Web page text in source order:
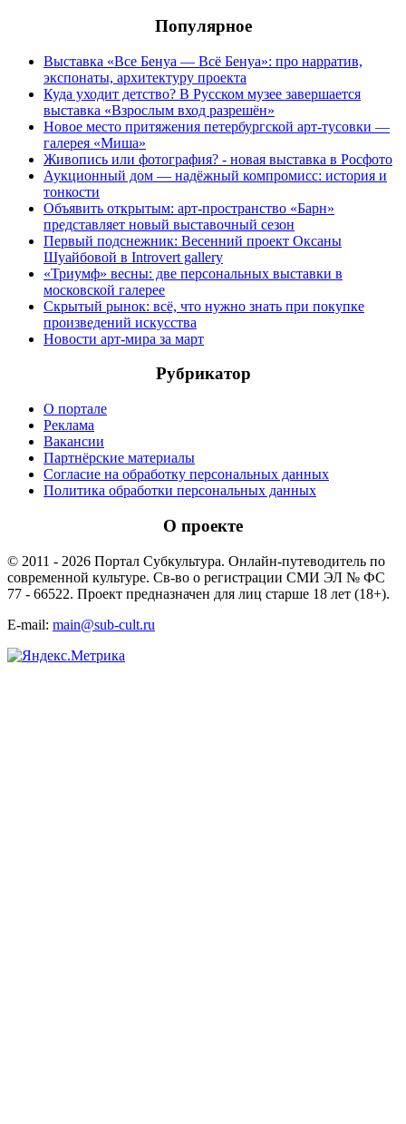
Популярное
Выставка «Все Бенуа — Всё Бенуа»: про нарратив,
экспонаты, архитектуру проекта
Куда уходит детство? В Русском музее завершается
выставка «Взрослым вход разрешён»
Новое место притяжения петербургской арт-тусовки —
галерея «Миша»
Живопись или фотография? - новая выставка в Росфото
Аукционный дом — надёжный компромисс: история и
тонкости
Объявить открытым: арт-пространство «Барн»
представляет новый выставочный сезон
Первый подснежник: Весенний проект Оксаны
Шуайбовой в Introvert gallery
«Триумф» весны: две персональных выставки в
московской галерее
Скрытый рынок: всё, что нужно знать при покупке
произведений искусства
Новости арт-мира за март
Рубрикатор
О портале
Реклама
Вакансии
Партнёрские материалы
Согласие на обработку персональных данных
Политика обработки персональных данных
О проекте
© 2011 - 2026 Портал Субкультура. Онлайн-путеводитель по
современной культуре. Св-во о регистрации СМИ ЭЛ № ФС
77 - 66522. Проект предназначен для лиц старше 18 лет (18+).
E-mail: main@sub-cult.ru